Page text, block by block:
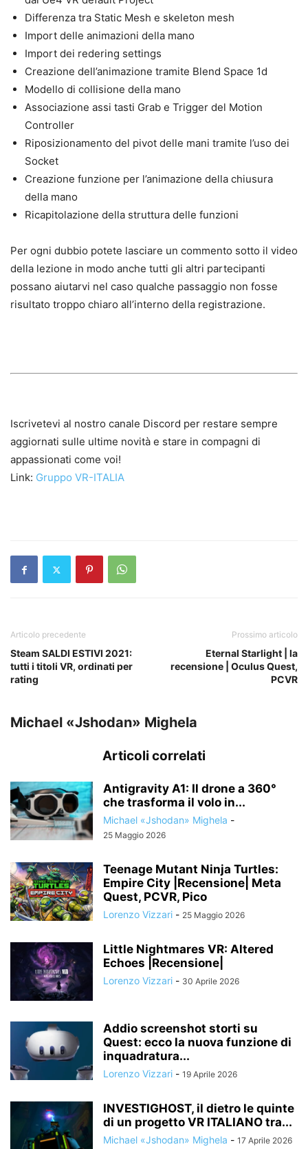
Differenza tra Static Mesh e skeleton mesh
Import delle animazioni della mano
Import dei redering settings
Creazione dell’animazione tramite Blend Space 1d
Modello di collisione della mano
Associazione assi tasti Grab e Trigger del Motion
Controller
Riposizionamento del pivot delle mani tramite l’uso dei
Socket
Creazione funzione per l’animazione della chiusura
della mano
Ricapitolazione della struttura delle funzioni
Per ogni dubbio potete lasciare un commento sotto il video
della lezione in modo anche tutti gli altri partecipanti
possano aiutarvi nel caso qualche passaggio non fosse
risultato troppo chiaro all’interno della registrazione.
Iscrivetevi al nostro canale Discord per restare sempre
aggiornati sulle ultime novità e stare in compagni di
appassionati come voi!
Link: Gruppo VR-ITALIA
Articolo precedente
Steam SALDI ESTIVI 2021:
tutti i titoli VR, ordinati per
rating
Prossimo articolo
Eternal Starlight | la
recensione | Oculus Quest,
PCVR
Michael «Jshodan» Mighela
Articoli correlati
Antigravity A1: Il drone a 360°
che trasforma il volo in...
Michael «Jshodan» Mighela -
25 Maggio 2026
Teenage Mutant Ninja Turtles:
Empire City |Recensione| Meta
Quest, PCVR, Pico
Lorenzo Vizzari - 25 Maggio 2026
Little Nightmares VR: Altered
Echoes |Recensione|
Lorenzo Vizzari - 30 Aprile 2026
Addio screenshot storti su
Quest: ecco la nuova funzione di
inquadratura...
Lorenzo Vizzari - 19 Aprile 2026
INVESTIGHOST, il dietro le quinte
di un progetto VR ITALIANO tra...
Michael «Jshodan» Mighela - 17 Aprile 2026